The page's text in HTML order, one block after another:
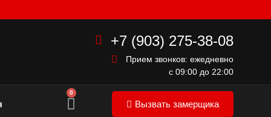
+7 (903) 275-38-08
Прием звонков: ежедневно
с 09:00 до 22:00
0
Вызвать замерщика